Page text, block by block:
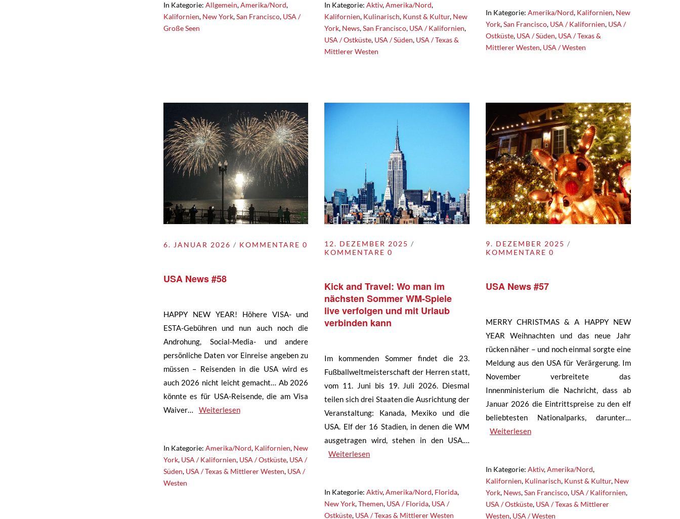
In Kategorie: Allgemein,Amerika/Nord,
Kalifornien, New York,San Francisco, USA /
Große Seen
In Kategorie:Aktiv,Amerika/Nord,
Kalifornien, Kulinarisch, Kunst & Kultur, New
York, News,San Francisco, USA / Kalifornien,
USA / Ostküste, USA / Süden, USA / Texas &
Mittlerer Westen
In Kategorie: Amerika/Nord, Kalifornien, New
York,San Francisco, USA / Kalifornien, USA /
Ostküste, USA / Süden, USA / Texas &
Mittlerer Westen, USA / Westen
6. JANUAR 2026 KOMMENTARE 0
USA News #58
HAPPY NEW YEAR! Höhere VISA- und
ESTA-Gebühren und nun auch noch die
Androhung, Social-Media- und andere
persönliche Daten vor Einreise angeben zu
müssen – Reisenden in die USA wird es
auch 2026 nicht leicht gemacht… Ab 2026
könnte es für USA-Reisende, die am Visa
Waiver…
Weiterlesen
In Kategorie: Amerika/Nord, Kalifornien, New
York, USA / Kalifornien, USA / Ostküste, USA /
Süden, USA / Texas & Mittlerer Westen, USA /
Westen
12. DEZEMBER 2025
KOMMENTARE 0
Kick and Travel: Wo man im
nächsten Sommer WM-Spiele
live verfolgen und mit Urlaub
verbinden kann
Im kommenden Sommer findet die 23.
Fußballweltmeisterschaft der Herren statt,
vom 11. Juni bis 19. Juli 2026. Diesmal
teilen sich drei Staaten die Ausrichtung der
Veranstaltung: Kanada, Mexiko und die
USA. Elf der 16 Stadien, in denen die WM
ausgetragen wird, stehen in den USA.…
Weiterlesen
In Kategorie:Aktiv,Amerika/Nord, Florida,
New York,Themen, USA / Florida, USA /
Ostküste, USA / Texas & Mittlerer Westen
9. DEZEMBER 2025
KOMMENTARE 0
USA News #57
MERRY CHRISTMAS & A HAPPY NEW
YEAR Weihnachten und das neue Jahr
rücken näher – und noch einmal sorgte eine
Meldung aus den USA für Verärgerung. Im
November verbreitete das
Innenministerium die Nachricht, dass ab
Januar 2026 die Eintrittspreise zu den elf
beliebtesten Nationalparks, darunter…
Weiterlesen
In Kategorie: Aktiv,Amerika/Nord,
Kalifornien, Kulinarisch, Kunst & Kultur, New
York, News,San Francisco, USA / Kalifornien,
USA / Ostküste, USA / Texas & Mittlerer
Westen, USA / Westen